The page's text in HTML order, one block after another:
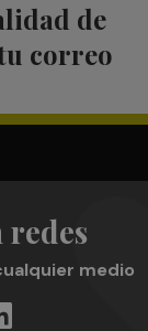
de
correo
redes
medio